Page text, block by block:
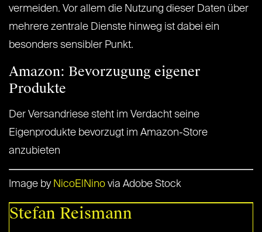
vermeiden. Vor allem die Nutzung dieser Daten über
mehrere zentrale Dienste hinweg ist dabei ein
besonders sensibler Punkt.
Amazon: Bevorzugung eigener
Produkte
Der Versandriese steht im Verdacht seine
Eigenprodukte bevorzugt im Amazon-Store
anzubieten
Image by NicoElNino via Adobe Stock
Stefan Reismann